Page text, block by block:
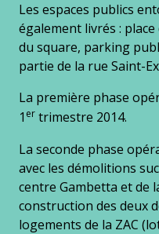
Les espaces publics
également livrés :
du square, parking
partie de la rue Saint-
La première phase
1 er trimestre 2014.
La seconde phase
avec les démolitions
centre Gambetta et de
construction des deux
logements de la ZAC